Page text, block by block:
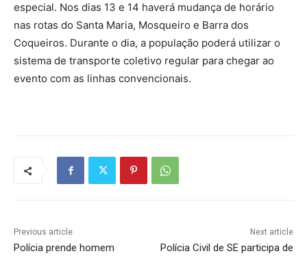
especial. Nos dias 13 e 14 haverá mudança de horário
nas rotas do Santa Maria, Mosqueiro e Barra dos
Coqueiros. Durante o dia, a população poderá utilizar o
sistema de transporte coletivo regular para chegar ao
evento com as linhas convencionais.
Previous article
Polícia prende homem
Next article
Polícia Civil de SE participa de